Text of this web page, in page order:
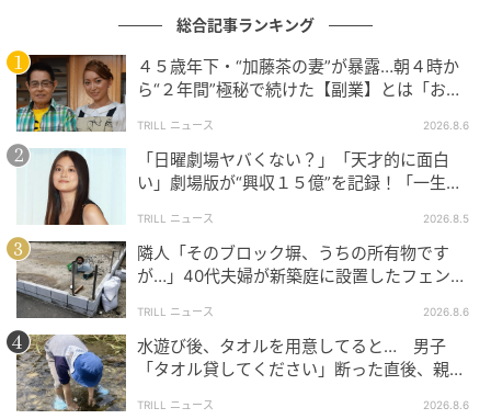
ウーマンエキサイト
総合記事ランキング
４５歳年下・“加藤茶の妻”が暴露…朝４時か
ら“２年間”極秘で続けた【副業】とは「お金
TRILL ニュース 2026.8.6
「日曜劇場ヤバくない？」「天才的に面白
い」劇場版が“興収１５億”を記録！「一生言
TRILL ニュース 2026.8.5
隣人「そのブロック塀、うちの所有物です
が…」40代夫婦が新築庭に設置したフェン
TRILL ニュース 2026.8.6
水遊び後、タオルを用意してると… 男子
「タオル貸してください」断った直後、親が
TRILL ニュース 2026.8.6